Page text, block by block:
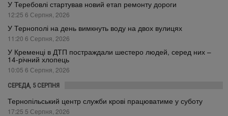
У Теребовлі стартував новий етап ремонту дороги
12:25 6 Серпня, 2026
У Тернополі на день вимкнуть воду на двох вулицях
11:20 6 Серпня, 2026
У Кременці в ДТП постраждали шестеро людей, серед них –
14-річний хлопець
10:05 6 Серпня, 2026
СЕРЕДА, 5 СЕРПНЯ
Тернопільський центр служби крові працюватиме у суботу
17:25 5 Серпня, 2026